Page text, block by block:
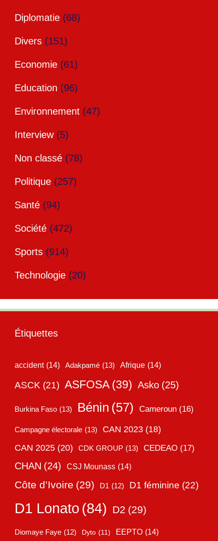
Diplomatie (68)
Divers (151)
Economie (61)
Education (96)
Environnement (47)
Interview(5)
Non classé (78)
Politique (257)
Santé (94)
Société (472)
Sports (914)
Technologie (20)
Étiquettes
accident (14) Adakpamé (13) Afrique (14)
ASCK (21) ASFOSA (39) Asko (25)
Burkina Faso (13) Bénin (57) Cameroun (16)
Campagne électorale (13) CAN 2023 (18)
CAN 2025 (20) CDK GROUP (13) CEDEAO (17)
CHAN (24) CSJ Mounass (14)
Côte d’Ivoire (29) D1 (12) D1 féminine (22)
D1 Lonato (84) D2 (29)
Diomaye Faye (12) Dyto (11) EEPTO (14)